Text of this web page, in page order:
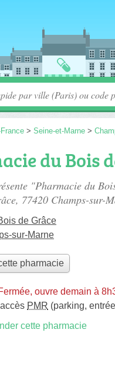
France > Seine-et-Marne >
du Bois
"Pharmacie du
, 77420 Champs-sur-
de Grâce
sur-Marne
pharmacie
ouvre demain à
accès PMR (parking,
cette pharmacie